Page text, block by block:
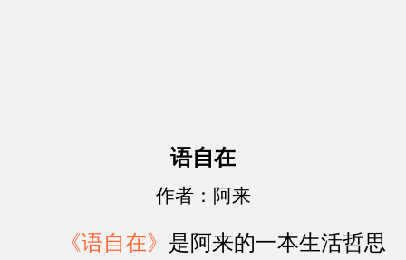
语自在
作者：阿来
《语自在》 是阿来的一本生活哲思